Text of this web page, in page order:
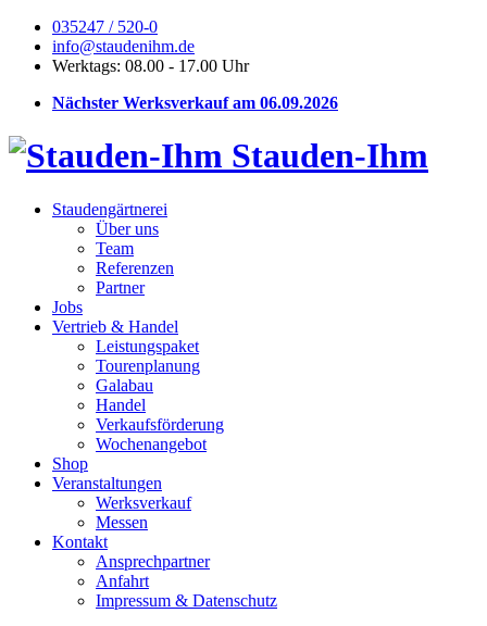
035247 / 520-0
info@staudenihm.de
Werktags: 08.00 - 17.00 Uhr
Nächster Werksverkauf am 06.09.2026
Stauden-Ihm
Staudengärtnerei
Über uns
Team
Referenzen
Partner
Jobs
Vertrieb & Handel
Leistungspaket
Tourenplanung
Galabau
Handel
Verkaufsförderung
Wochenangebot
Shop
Veranstaltungen
Werksverkauf
Messen
Kontakt
Ansprechpartner
Anfahrt
Impressum & Datenschutz